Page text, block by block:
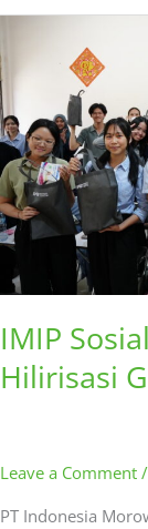
IMIP
Hilirisasi
Leave a Comment /
PT Indonesia
Sosialisasikan
Beasiswa
Hilirisasi
Gelombang
Kedua